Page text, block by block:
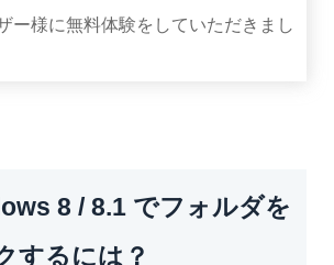
ー様に無料体験をしていただきまし
8 / 8.1 でフォルダを
するには？